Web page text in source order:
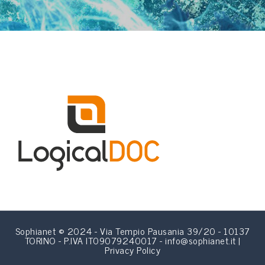
Sophianet © 2024 - Via Tempio Pausania 39/20 - 10137
TORINO - P.IVA IT09079240017 - info@sophianet.it |
Privacy Policy